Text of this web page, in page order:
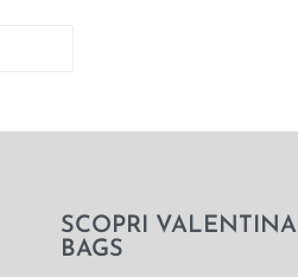
SCOPRI VALENTINA
BAGS